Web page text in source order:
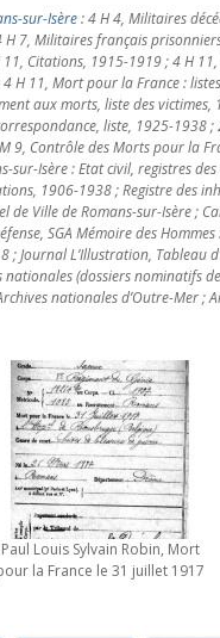
sur-Isère: 4 H 4, Militaires
H 7, Militaires français
Citations, 1915-1919 ; 4 H
H 11, Mort pour la France :
aux morts, liste des
liste, 1925-1938
9, Contrôle des Morts pour la
sur-Isère : Etat civil, registres
1906-1938 ; Registre des
de Ville de Romans-sur-Isère ;
SGA Mémoire des
; Journal L’Illustration, Tableau
nationales (dossiers nominatifs
nationales d’Outre-Mer ;
Paul Louis Sylvain Robin, Mort
la France le 31 juillet 1917